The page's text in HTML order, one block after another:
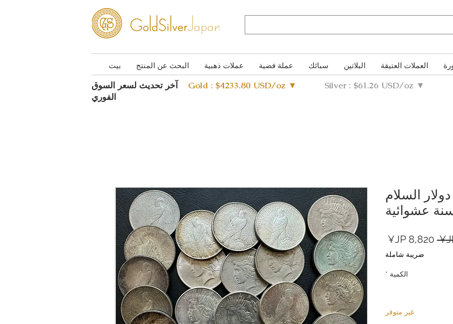
بيت البحث عن المنتج عملات ذهبية عملة فضية سبائك البلاتين العملات العتيقة
آخر تحديث لسعر السوق
الفوري
Gold : $4233.80 USD/oz ▼ Silver : $61.26 USD/oz ▼
السلام
عشوائية
سعر
عادي
البيعضريبة شاملة
الكمية *
غير متوفر